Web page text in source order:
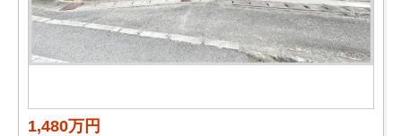
1,480万円